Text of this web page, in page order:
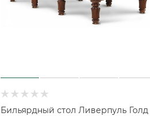
Бильярдный стол Ливерпуль Голд